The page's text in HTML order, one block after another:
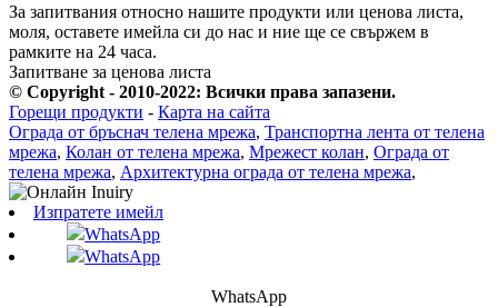
За запитвания относно нашите продукти или ценова листа,
моля, оставете имейла си до нас и ние ще се свържем в
рамките на 24 часа.
Запитване за ценова листа
© Copyright - 2010-2022: Всички права запазени.
Горещи продукти - Карта на сайта
Ограда от бръснач телена мрежа, Транспортна лента от телена
мрежа, Колан от телена мрежа, Мрежест колан, Ограда от
телена мрежа, Архитектурна ограда от телена мрежа,
Изпратете имейл
WhatsApp
WhatsApp
WhatsApp